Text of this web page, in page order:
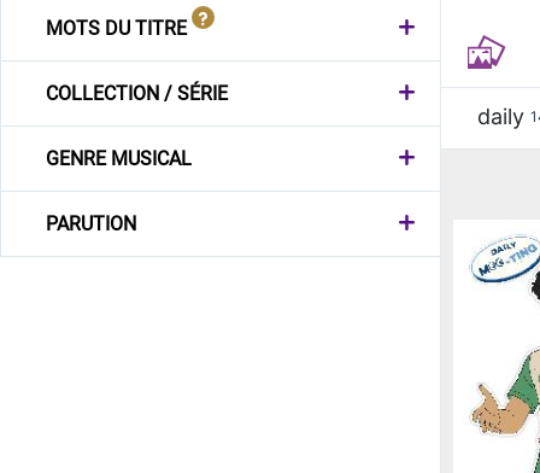
MOTS DU TITRE
COLLECTION / SÉRIE
GENRE MUSICAL
PARUTION
daily